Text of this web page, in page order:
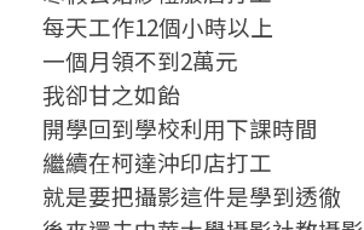
的
方
法
每天工作12個小時以上
一個月領不到2萬元
我卻甘之如飴
開學回到學校利用下課時間
繼續在柯達沖印店打工
就是要把攝影這件是學到透徹